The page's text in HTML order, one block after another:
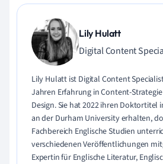
Lily Hulatt
Digital Content
Lily Hulatt ist Digital Content
Jahren Erfahrung in Content-
Design. Sie hat 2022 ihren Doktortitel
an der Durham University erhalten,
Fachbereich Englische Studien
verschiedenen Veröffentlichungen
Expertin für Englische Literatur,